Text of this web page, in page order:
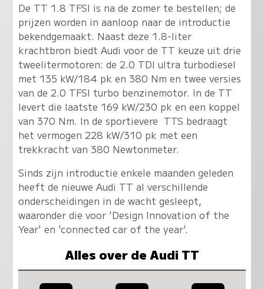
De TT 1.8 TFSI is na de zomer te bestellen; de
prijzen worden in aanloop naar de introductie
bekendgemaakt. Naast deze 1.8-liter
krachtbron biedt Audi voor de TT keuze uit drie
tweelitermotoren: de 2.0 TDI ultra turbodiesel
met 135 kW/184 pk en 380 Nm en twee versies
van de 2.0 TFSI turbo benzinemotor. In de TT
levert die laatste 169 kW/230 pk en een koppel
van 370 Nm. In de sportievere TTS bedraagt
het vermogen 228 kW/310 pk met een
trekkracht van 380 Newtonmeter.
Sinds zijn introductie enkele maanden geleden
heeft de nieuwe Audi TT al verschillende
onderscheidingen in de wacht gesleept,
waaronder die voor 'Design Innovation of the
Year' en 'connected car of the year'.
Alles over de Audi TT